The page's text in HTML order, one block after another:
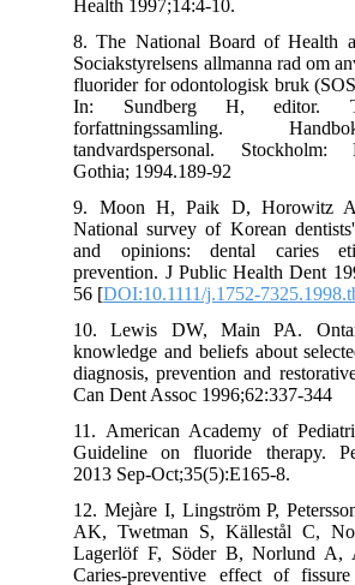
Health 1997;14:4-10.
8. The National Board of Health
Sociakstyrelsens allmanna rad om
fluorider for odontologisk bruk
In: Sundberg H, editor.
forfattningssamling.
tandvardspersonal. Stockholm:
Gothia; 1994.189-92
9. Moon H, Paik D, Horowitz
National survey of Korean
and opinions: dental caries
prevention. J Public Health Dent
56 [DOI:10.1111/j.1752-
10. Lewis DW, Main PA.
knowledge and beliefs about
diagnosis, prevention and
Can Dent Assoc 1996;62:337-344
11. American Academy of
Guideline on fluoride therapy.
2013 Sep-Oct;35(5):E165-8.
12. Mejàre I, Lingström P,
AK, Twetman S, Källestål C,
Lagerlöf F, Söder B, Norlund A,
Caries‐preventive effect of